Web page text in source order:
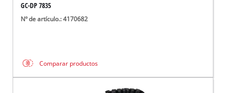
GC-DP 7835
Nº de artículo.: 4170682
Comparar productos